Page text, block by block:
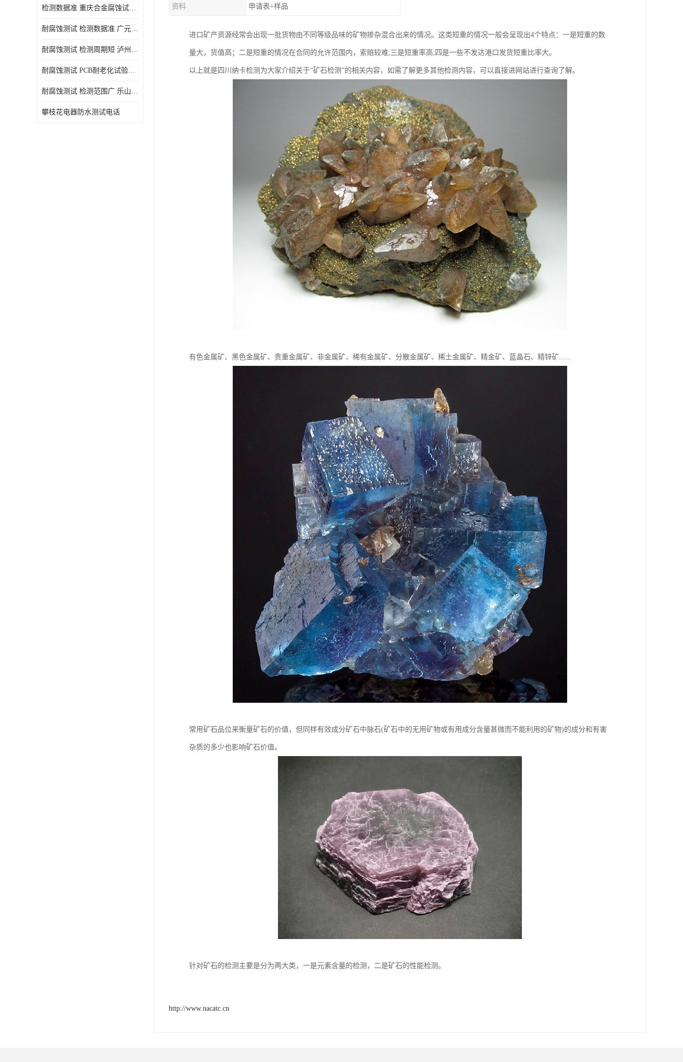
检测数据准 重庆合金腐蚀试验厂商
耐腐蚀测试 检测数据准 广元家电腐蚀试验
耐腐蚀测试 检测周期短 泸州仪器仪表盐雾试验
耐腐蚀测试 PCB耐老化试验供应 就近安排检测
耐腐蚀测试 检测范围广 乐山腐蚀试验供应
攀枝花电器防水测试电话
资料 申请表+样品
进口矿产资源经常会出现一批货物由不同等级品味的矿物掺杂混合出来的情况。这类短重的情况一般会呈现出4个特点：一是短重的数
量大，货值高；二是短重的情况在合同的允许范围内，索赔较难;三是短重率高;四是一些不发达港口发货短重比率大。
以上就是四川纳卡检测为大家介绍关于“矿石检测”的相关内容，如需了解更多其他检测内容，可以直接进网站进行查询了解。
有色金属矿、黑色金属矿、贵重金属矿、非金属矿、稀有金属矿、分散金属矿、稀土金属矿、精金矿、蓝晶石、精锌矿......
常用矿石品位来衡量矿石的价值，但同样有效成分矿石中脉石(矿石中的无用矿物或有用成分含量甚微而不能利用的矿物)的成分和有害
杂质的多少也影响矿石价值。
针对矿石的检测主要是分为两大类，一是元素含量的检测，二是矿石的性能检测。
http://www.nacatc.cn